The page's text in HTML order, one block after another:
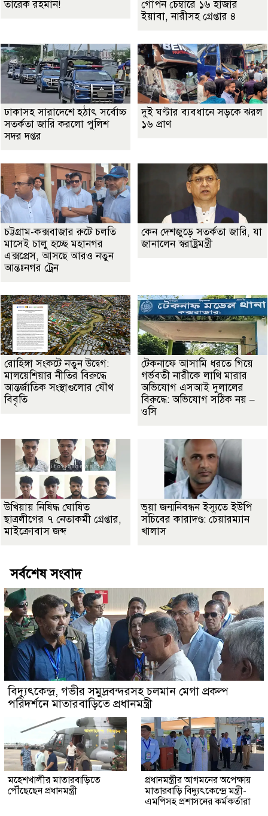
তারেক রহমান!
গোপন চেম্বারে ১৬ হাজার
ইয়াবা, নারীসহ গ্রেপ্তার ৪
ঢাকাসহ সারাদেশে হঠাৎ সর্বোচ্চ
সতর্কতা জা‌রি করলো পুলিশ
সদর দপ্তর
দুই ঘণ্টার ব্যবধানে সড়কে ঝরল
১৬ প্রাণ
চট্টগ্রাম-কক্সবাজার রুটে চলতি
মাসেই চালু হচ্ছে মহানগর
এক্সপ্রেস, আসছে আরও নতুন
আন্তঃনগর ট্রেন
কেন দেশজুড়ে সতর্কতা জারি, যা
জানালেন স্বরাষ্ট্রমন্ত্রী
রোহিঙ্গা সংকটে নতুন উদ্বেগ:
মালয়েশিয়ার নীতির বিরুদ্ধে
আন্তর্জাতিক সংস্থাগুলোর যৌথ
বিবৃতি
টেকনাফে আসামি ধরতে গিয়ে
গর্ভবতী নারীকে লাথি মারার
অভিযোগ এসআই দুলালের
বিরুদ্ধে: অভিযোগ সঠিক নয় –
ওসি
উখিয়ায় নিষিদ্ধ ঘোষিত
ছাত্রলীগের ৭ নেতাকর্মী গ্রেপ্তার,
মাইক্রোবাস জব্দ
ভূয়া জন্মনিবন্ধন ইস্যুতে ইউপি
সচিবের কারাদণ্ড: চেয়ারম্যান
খালাস
সর্বশেষ সংবাদ
বিদ্যুৎকেন্দ্র, গভীর সমুদ্রবন্দরসহ চলমান মেগা প্রকল্প
পরিদর্শনে মাতারবাড়িতে প্রধানমন্ত্রী
মহেশখালীর মাতারবাড়িতে
পৌঁছেছেন প্রধানমন্ত্রী
প্রধানমন্ত্রীর আগমনের অপেক্ষায়
মাতারবাড়ি বিদ্যুৎকেন্দ্রে মন্ত্রী-
এমপিসহ প্রশাসনের কর্মকর্তারা